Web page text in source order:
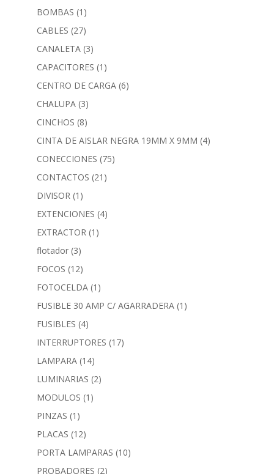
BOMBAS (1)
CABLES (27)
CANALETA (3)
CAPACITORES (1)
CENTRO DE CARGA (6)
CHALUPA (3)
CINCHOS (8)
CINTA DE AISLAR NEGRA 19MM X 9MM (4)
CONECCIONES (75)
CONTACTOS (21)
DIVISOR (1)
EXTENCIONES (4)
EXTRACTOR (1)
flotador (3)
FOCOS (12)
FOTOCELDA (1)
FUSIBLE 30 AMP C/ AGARRADERA (1)
FUSIBLES (4)
INTERRUPTORES (17)
LAMPARA (14)
LUMINARIAS (2)
MODULOS (1)
PINZAS (1)
PLACAS (12)
PORTA LAMPARAS (10)
PROBADORES (2)